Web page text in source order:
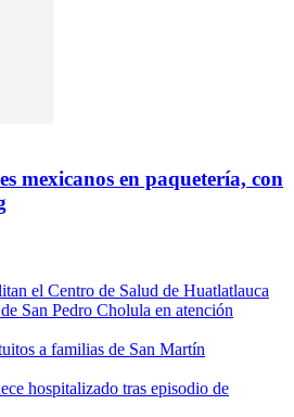
mexicanos en paquetería, con
el Centro de Salud de Huatlatlauca
San Pedro Cholula en atención
a familias de San Martín
hospitalizado tras episodio de